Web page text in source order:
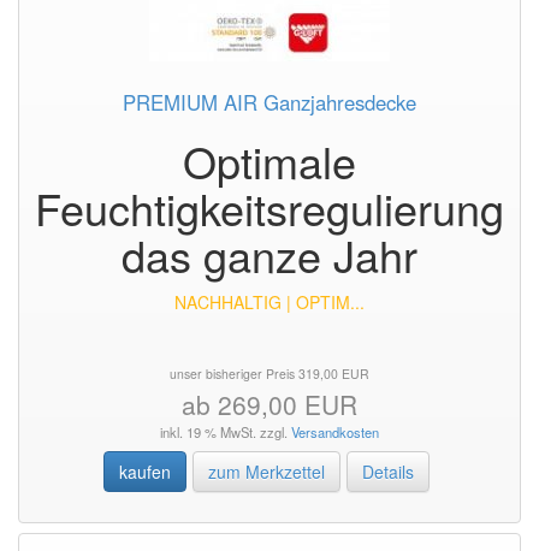
PREMIUM AIR Ganzjahresdecke
Optimale
Feuchtigkeitsregulierung
das ganze Jahr
NACHHALTIG | OPTIM...
unser bisheriger Preis 319,00 EUR
ab 269,00 EUR
inkl. 19 % MwSt. zzgl. Versandkosten
kaufen zum Merkzettel Details